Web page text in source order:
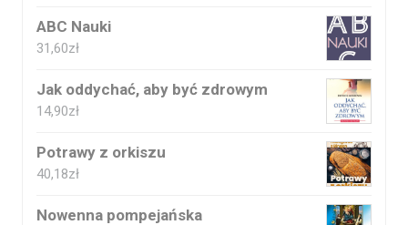
ABC Nauki
31,60zł
Jak oddychać, aby być zdrowym
14,90zł
Potrawy z orkiszu
40,18zł
Nowenna pompejańska